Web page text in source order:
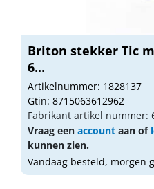
Briton stekker Tic
6...
Artikelnummer: 1828137
Gtin: 8715063612962
Fabrikant artikel nummer:
Vraag een account aan of
kunnen zien.
Vandaag besteld, morgen